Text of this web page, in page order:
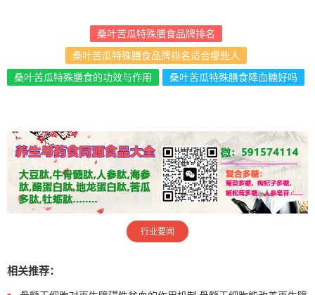
桑叶苦瓜特殊膳食品牌排名
桑叶苦瓜特殊膳食品牌排名适合哪些人
桑叶苦瓜特殊膳食的功效与作用
桑叶苦瓜特殊膳食降血糖好吗
行业要闻
相关推荐：